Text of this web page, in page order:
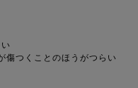
傷つくことのほうがつらい